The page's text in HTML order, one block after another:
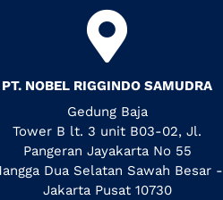
PT. NOBEL RIGGINDO SAMUDRA
Gedung Baja
Tower B lt. 3 unit B03-02, Jl.
Pangeran Jayakarta No 55
Dua Selatan Sawah Besar -
Jakarta Pusat 10730